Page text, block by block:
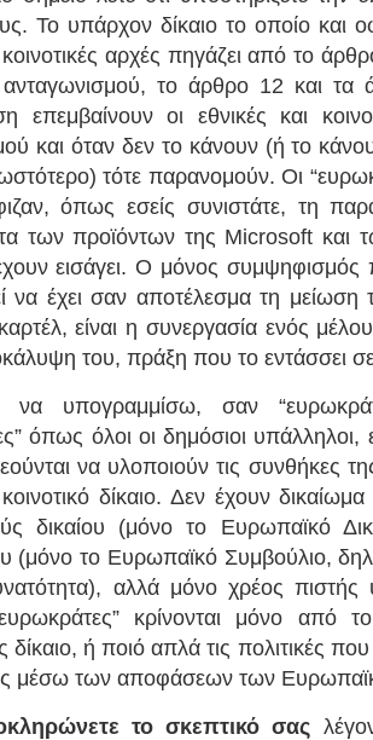
Το υπάρχον δίκαιο το οποίο και
κοινοτικές αρχές πηγάζει από το
ανταγωνισμού, το άρθρο 12 και
επεμβαίνουν οι εθνικές και
και όταν δεν το κάνουν (ή το
τότε παρανομούν. Οι
όπως εσείς συνιστάτε, τη
των προϊόντων της Microsoft
εισάγει. Ο μόνος συμψηφισμός
να έχει σαν αποτέλεσμα τη μείωση
είναι η συνεργασία ενός
του, πράξη που το εντάσσει σε
υπογραμμίσω, σαν
όπως όλοι οι δημόσιοι υπάλληλοι,
να υλοποιούν τις συνθήκες
δίκαιο. Δεν έχουν
δικαίου (μόνο το Ευρωπαϊκό
(μόνο το Ευρωπαϊκό Συμβούλιο,
αλλά μόνο χρέος
κρίνονται μόνο από
ή ποιό απλά τις πολιτικές
μέσω των αποφάσεων των
το σκεπτικό σας